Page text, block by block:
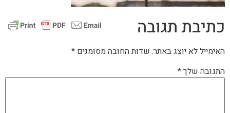
כתיבת תגובה
האימייל לא יוצג באתר. שדות החובה מסומנים *
התגובה שלך*